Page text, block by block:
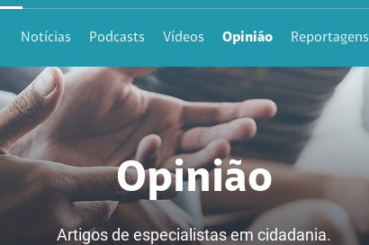
Notícias Podcasts Vídeos Opinião Reportagens
Opinião
Artigos de especialistas em cidadania.